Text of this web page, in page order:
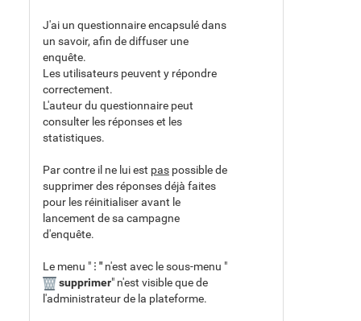
J'ai un questionnaire encapsulé dans
un savoir, afin de diffuser une
enquête.
Les utilisateurs peuvent y répondre
correctement.
L'auteur du questionnaire peut
consulter les réponses et les
statistiques.
Par contre il ne lui est pas possible de
supprimer des réponses déjà faites
pour les réinitialiser avant le
lancement de sa campagne
d'enquête.
Le menu " ⁝ " n'est avec le sous-menu "
supprimer" n'est visible que de
l'administrateur de la plateforme.